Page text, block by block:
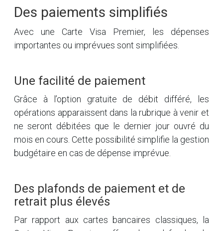
Des paiements simplifiés
Avec une Carte Visa Premier, les dépenses
importantes ou imprévues sont simplifiées.
Une facilité de paiement
Grâce à l’option gratuite de débit différé, les
opérations apparaissent dans la rubrique à venir et
ne seront débitées que le dernier jour ouvré du
mois en cours. Cette possibilité simplifie la gestion
budgétaire en cas de dépense imprévue.
Des plafonds de paiement et de
retrait plus élevés
Par rapport aux cartes bancaires classiques, la